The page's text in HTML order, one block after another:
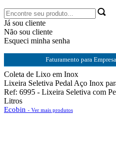
Já sou cliente
Não sou cliente
Esqueci minha senha
Faturamento para
Coleta de Lixo em Inox
Lixeira Seletiva Pedal Aço Inox
Ref: 6995 - Lixeira Seletiva com
Litros
Ecobin - Ver mais produtos